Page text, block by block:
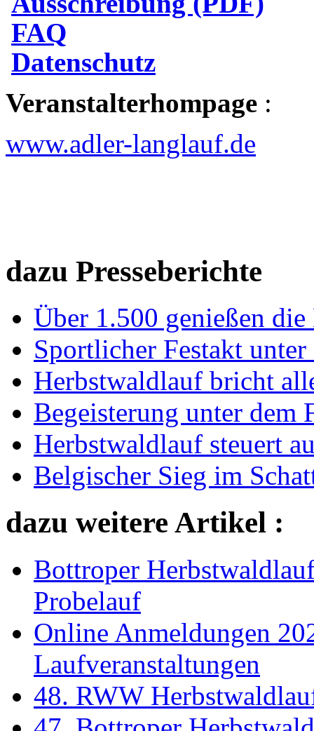
FAQ
Datenschutz
Veranstalterhompage :
www.adler-langlauf.de
dazu Presseberichte
Über 1.500 genießen
Sportlicher Festakt
Herbstwaldlauf bricht
Begeisterung unter dem
Herbstwaldlauf steuert
Belgischer Sieg im
dazu weitere Artikel :
Bottroper
Probelauf
Online Anmeldungen
Laufveranstaltungen
48. RWW